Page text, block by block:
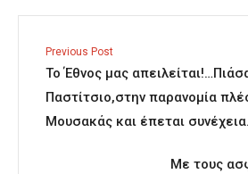
Previous Post
Το Έθνος μας
Παστίτσιο,στην παρανομία
Μουσακάς και έπεται
Με τους